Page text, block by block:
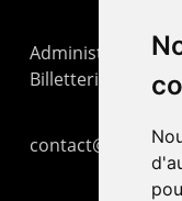
Administration :
Billetterie : +41 32